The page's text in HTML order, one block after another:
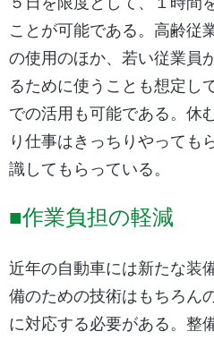
ことが可能である。高齢従
の使用のほか、若い従業員
るために使うことも想定し
での活用も可能である。休
り仕事はきっちりやっても
識してもらっている。
■作業負担の軽減
近年の自動車には新たな装
備のための技術はもちろん
に対応する必要がある。整